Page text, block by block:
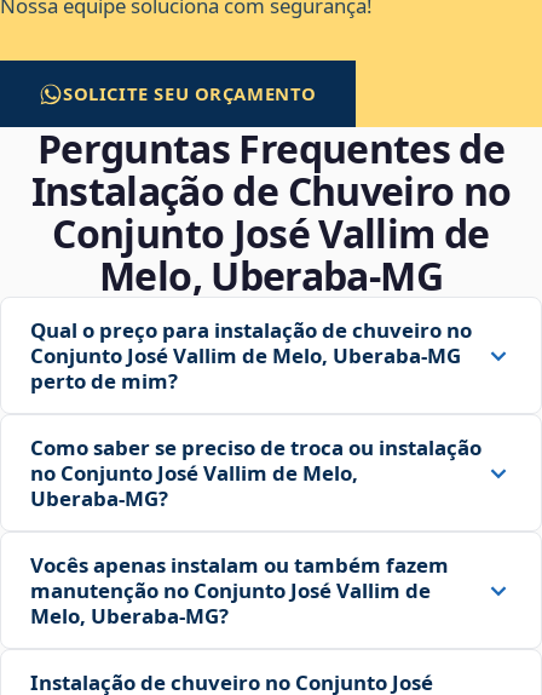
Nossa equipe soluciona com segurança!
SOLICITE SEU ORÇAMENTO
Perguntas Frequentes de
Instalação de Chuveiro no
Conjunto José Vallim de
Melo, Uberaba‑MG
Qual o preço para instalação de chuveiro no
Conjunto José Vallim de Melo, Uberaba‑MG
perto de mim?
Como saber se preciso de troca ou instalação
no Conjunto José Vallim de Melo,
Uberaba‑MG?
Vocês apenas instalam ou também fazem
manutenção no Conjunto José Vallim de
Melo, Uberaba‑MG?
Instalação de chuveiro no Conjunto José